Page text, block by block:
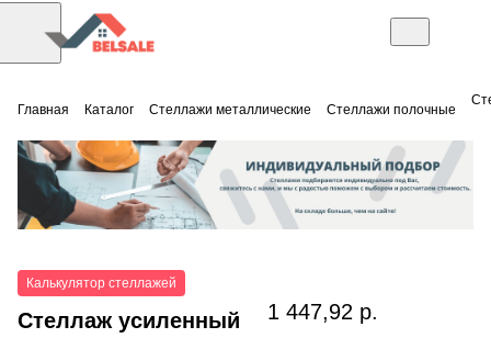
Главная Каталог Стеллажи металлические Стеллажи полочные
Калькулятор стеллажей
Стеллаж усиленный
1 447,92 р.